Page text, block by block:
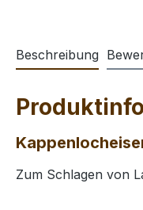
Beschreibung
Zum Schlagen von